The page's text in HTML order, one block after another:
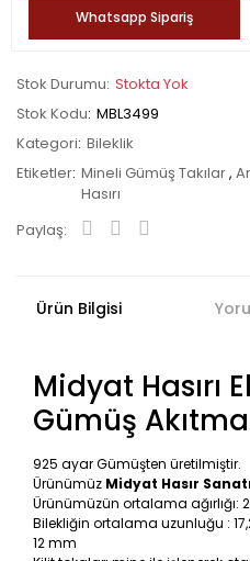
Whatsapp Sipariş
Stok Durumu Stokta Yok
Stok Kodu MBL3499
Kategori Bileklik
Etiketler Mineli Gümüş Takılar,
Hasırı
Paylaş:
Ürün Bilgisi
Midyat Hasırı
Gümüş
925 ayar Gümüşten üretilmiştir.
Ürünümüz Midyat Hasır
Ürünümüzün ortalama ağırlığı:
Bilekliğin ortalama uzunluğu :
12 mm